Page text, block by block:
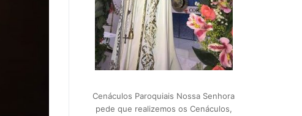
Cenáculos Paroquiais Nossa Senhora
pede que realizemos os Cenáculos,